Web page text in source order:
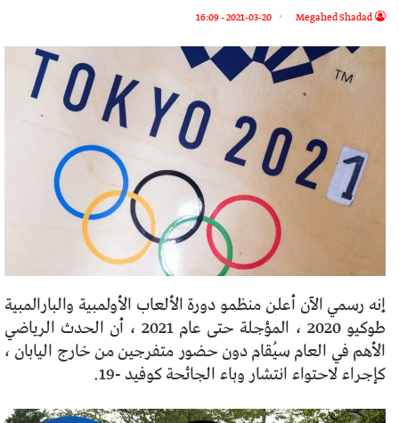
Megahed Shadad
2021-03-20 - 16:09
إنه رسمي الآن أعلن منظمو دورة الألعاب الأولمبية والبارالمبية
طوكيو 2020 ، المؤجلة حتى عام 2021 ، أن الحدث الرياضي
الأهم في العام سيُقام دون حضور متفرجين من خارج اليابان ،
كإجراء لاحتواء انتشار وباء الجائحة كوفيد -19.